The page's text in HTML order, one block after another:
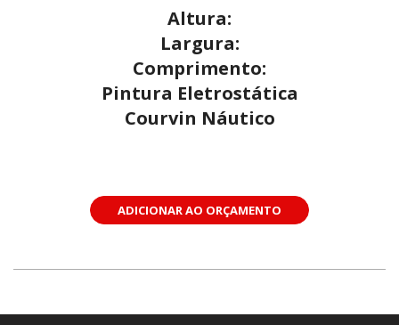
Altura:
Largura:
Comprimento:
Pintura Eletrostática
Courvin Náutico
ADICIONAR AO ORÇAMENTO